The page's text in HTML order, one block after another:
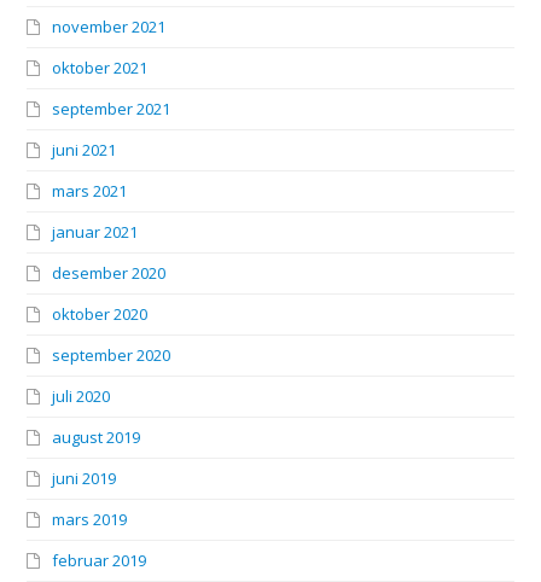
november 2021
oktober 2021
september 2021
juni 2021
mars 2021
januar 2021
desember 2020
oktober 2020
september 2020
juli 2020
august 2019
juni 2019
mars 2019
februar 2019